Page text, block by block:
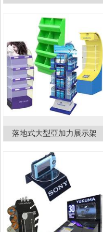
落地式大型亞加力展示架